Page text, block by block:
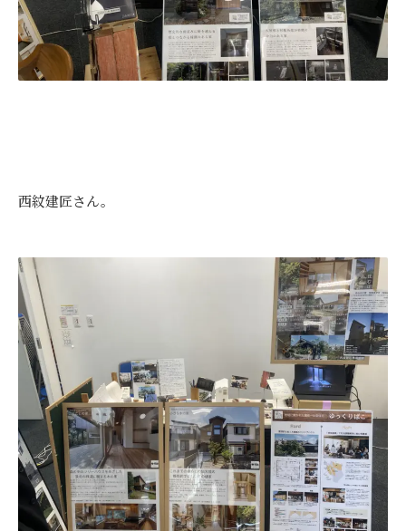
西紋建匠さん。